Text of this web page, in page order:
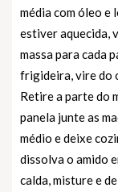
média com óleo
estiver aquecida,
massa para cada
frigideira, vire do
Retire a parte do
panela junte as
médio e deixe
dissolva o amido
calda, misture e